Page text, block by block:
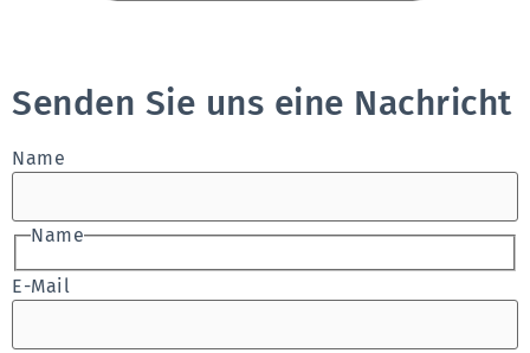
Senden Sie uns eine Nachricht
Name
Name
E-Mail